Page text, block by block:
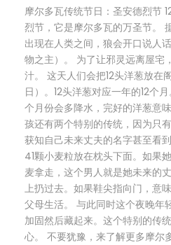
摩尔多瓦传统节日：圣安德烈节
烈节，它是摩尔多瓦的万圣节。
出现在人类之间，狼会开口说人
物之主）。 为了让邪灵远离屋宅
汁。 这天人们会把12头洋葱放在
日）。12头洋葱对应一年的12个
个月份会多降水，完好的洋葱意
孩还有两个特别的传统，因为只
获知自己未来丈夫的名字甚至看
41颗小麦粒放在枕头下面。如果
麦拿走，这个男人就是她未来的
上扔过去。如果鞋尖指向门，意
父母生活。 与此同时这个夜晚年
加固然后藏起来。这个特别的传
心。 不要犹豫，来了解更多摩尔